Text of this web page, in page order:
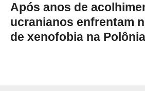
Após anos de
ucranianos enfrentam
de xenofobia na Polônia